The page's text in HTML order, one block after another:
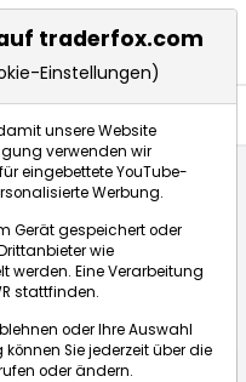
senkt DHL auf 'Hold' ...
DPA-AFX COMPACT
traderfox.com
Einstellungen)
unsere Website
verwenden wir
eingebettete YouTube-
Werbung.
Gerät gespeichert oder
wie
werden. Eine Verarbeitung
stattfinden.
oder Ihre Auswahl
Sie jederzeit über die
oder ändern.